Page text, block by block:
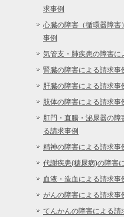
求事例
心臓の障害（循環器障害
事例
気管支・肺疾患の障害に
腎臓の障害による請求事
肝臓の障害による請求事
肢体の障害による請求事
肛門・直腸・泌尿器の障
る請求事例
精神の障害による請求事
代謝疾患(糖尿病)の障害
血液・造血による請求事
がんの障害による請求事
てんかんの障害による請